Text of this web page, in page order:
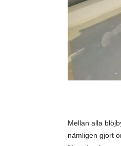
Mellan alla
nämligen gjort